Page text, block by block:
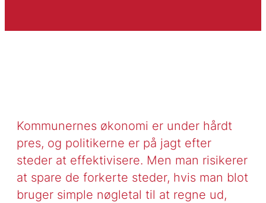
Kommunernes økonomi er under hårdt
pres, og politikerne er på jagt efter
steder at effektivisere. Men man risikerer
at spare de forkerte steder, hvis man blot
bruger simple nøgletal til at regne ud,